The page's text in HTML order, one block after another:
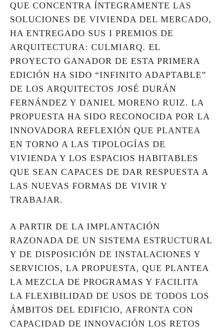
QUE CONCENTRA ÍNTEGRAMENTE LAS
SOLUCIONES DE VIVIENDA DEL MERCADO,
HA ENTREGADO SUS I PREMIOS DE
ARQUITECTURA: CULMIARQ. EL
PROYECTO GANADOR DE ESTA PRIMERA
EDICIÓN HA SIDO “INFINITO ADAPTABLE”
DE LOS ARQUITECTOS JOSÉ DURÁN
FERNÁNDEZ Y DANIEL MORENO RUIZ. LA
PROPUESTA HA SIDO RECONOCIDA POR LA
INNOVADORA REFLEXIÓN QUE PLANTEA
EN TORNO A LAS TIPOLOGÍAS DE
VIVIENDA Y LOS ESPACIOS HABITABLES
QUE SEAN CAPACES DE DAR RESPUESTA A
LAS NUEVAS FORMAS DE VIVIR Y
TRABAJAR.
A PARTIR DE LA IMPLANTACIÓN
RAZONADA DE UN SISTEMA ESTRUCTURAL
Y DE DISPOSICIÓN DE INSTALACIONES Y
SERVICIOS, LA PROPUESTA, QUE PLANTEA
LA MEZCLA DE PROGRAMAS Y FACILITA
LA FLEXIBILIDAD DE USOS DE TODOS LOS
ÁMBITOS DEL EDIFICIO, AFRONTA CON
CAPACIDAD DE INNOVACIÓN LOS RETOS